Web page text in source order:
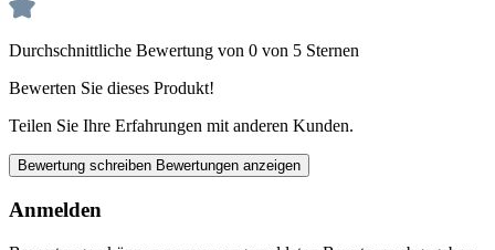
Durchschnittliche Bewertung von 0 von 5 Sternen
Bewerten Sie dieses Produkt!
Teilen Sie Ihre Erfahrungen mit anderen Kunden.
Bewertung schreiben Bewertungen anzeigen
Anmelden